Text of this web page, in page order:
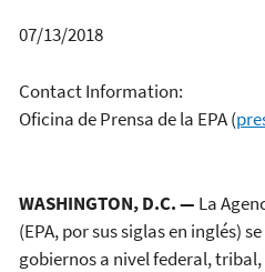
07/13/2018
Contact Information:
Oficina de Prensa de la EPA(
WASHINGTON, D.C. — La
(EPA, por sus siglas en inglés)
gobiernos a nivel federal,